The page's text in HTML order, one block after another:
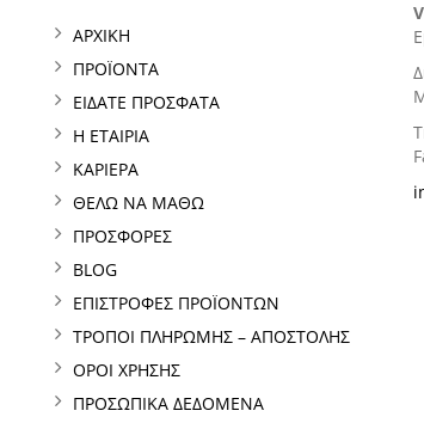
ΑΡΧΙΚΗ
ΠΡΟΪΟΝΤΑ
ΕΙΔΑΤΕ ΠΡΟΣΦΑΤΑ
Η ΕΤΑΙΡΙΑ
ΚΑΡΙΕΡΑ
ΘΕΛΩ ΝΑ ΜΑΘΩ
ΠΡΟΣΦΟΡΕΣ
BLOG
ΕΠΙΣΤΡΟΦΕΣ ΠΡΟΪΟΝΤΩΝ
ΤΡΟΠΟΙ ΠΛΗΡΩΜΗΣ – ΑΠΟΣΤΟΛΗΣ
ΟΡΟΙ ΧΡΗΣΗΣ
ΠΡΟΣΩΠΙΚΑ ΔΕΔΟΜΕΝΑ